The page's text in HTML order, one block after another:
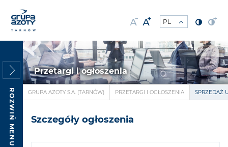
ROZWIŃ MENU
Przetargi i ogłoszenia
GRUPA AZOTY S.A. (TARNÓW) PRZETARGI I OGŁOSZENIA SPRZEDAŻ
Szczegóły ogłoszenia